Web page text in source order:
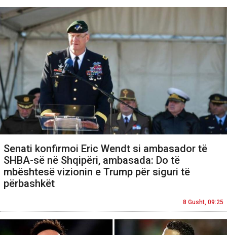
Senati konfirmoi Eric Wendt si ambasador të
SHBA-së në Shqipëri, ambasada: Do të
mbështesë vizionin e Trump për siguri të
përbashkët
8 Gusht, 09:25